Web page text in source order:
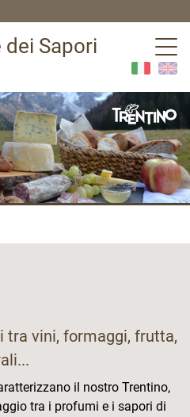
dei Sapori
tra vini, formaggi, frutta,
il nostro Trentino,
tra i profumi e i sapori di